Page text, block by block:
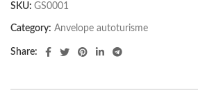
SKU: GS0001
Category: Anvelope autoturisme
Share: